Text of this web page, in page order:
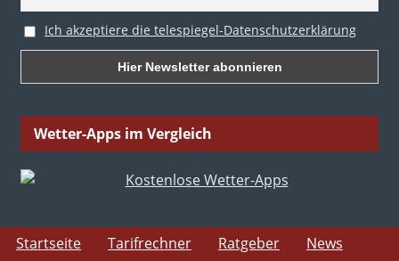
Ich akzeptiere die telespiegel-Datenschutzerklärung
Wetter-Apps im Vergleich
Startseite Tarifrechner Ratgeber News